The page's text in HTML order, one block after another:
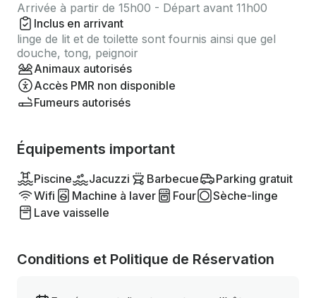
Arrivée à partir de 15h00 - Départ avant 11h00
Inclus en arrivant
linge de lit et de toilette sont fournis ainsi que gel
douche, tong, peignoir
Animaux autorisés
Accès PMR non disponible
Fumeurs autorisés
Équipements important
Piscine Jacuzzi Barbecue
Parking gratuit
Wifi
Machine à laver Four
Sèche-linge
Lave vaisselle
Conditions et Politique de Réservation